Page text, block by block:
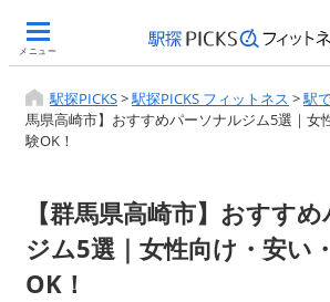
メニュー
駅探PICKS>駅探PICKS フィットネス >駅
馬県高崎市】おすすめパーソナルジム5選｜女
験OK！
【群馬県高崎市】おすす
ジム5選｜女性向け・安い
OK！